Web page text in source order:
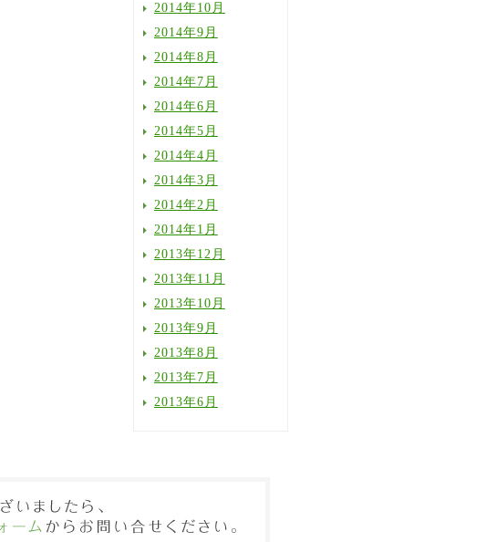
2014年10月
2014年9月
2014年8月
2014年7月
2014年6月
2014年5月
2014年4月
2014年3月
2014年2月
2014年1月
2013年12月
2013年11月
2013年10月
2013年9月
2013年8月
2013年7月
2013年6月